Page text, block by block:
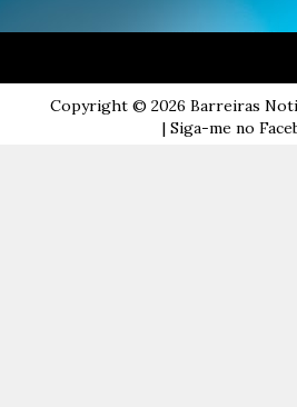
Copyright © 2026 Barreiras
| Siga-me no